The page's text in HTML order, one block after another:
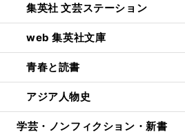
集英社 文芸ステーション
web 集英社文庫
青春と読書
アジア人物史
学芸・ノンフィクション・新書